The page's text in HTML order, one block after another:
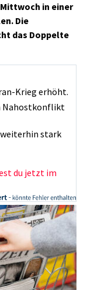
in einer
Die
das Doppelte
Krieg erhöht.
Nahostkonflikt
stark
du jetzt im